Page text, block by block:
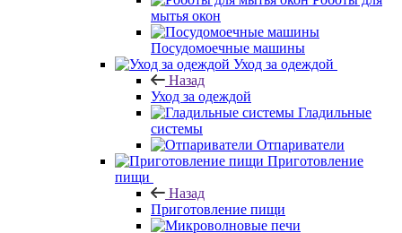
мытья окон
Посудомоечные машины
Уход за одеждой
Назад
Уход за одеждой
Гладильные
системы
Отпариватели
Приготовление
пищи
Назад
Приготовление пищи